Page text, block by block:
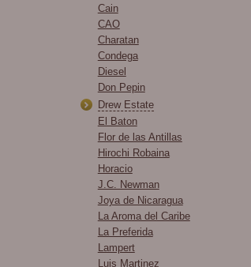
Cain
CAO
Charatan
Condega
Diesel
Don Pepin
Drew Estate
El Baton
Flor de las Antillas
Hirochi Robaina
Horacio
J.C. Newman
Joya de Nicaragua
La Aroma del Caribe
La Preferida
Lampert
Luis Martinez